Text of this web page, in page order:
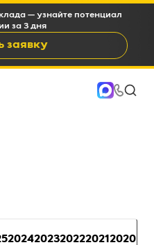
и снижением OPEX на
заявку
2024202320222021 2020